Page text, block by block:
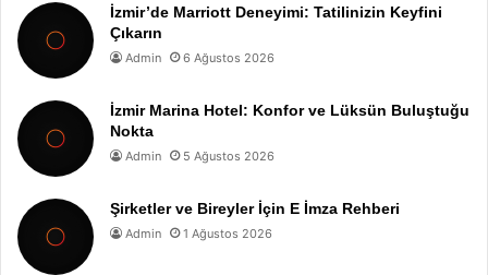
İzmir’de Marriott Deneyimi: Tatilinizin Keyfini
Çıkarın
Admin 6 Ağustos 2026
İzmir Marina Hotel: Konfor ve Lüksün Buluştuğu
Nokta
Admin 5 Ağustos 2026
Şirketler ve Bireyler İçin E İmza Rehberi
Admin 1 Ağustos 2026